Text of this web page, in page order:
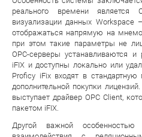
реального времени является
визуализации данных Workspace
отображаться напрямую на
при этом такие параметры не
ОРС-серверы устанавливаются и
iFIX и доступны локально или
Proficy iFix входят в
дополнительной покупки
выступает драйвер ОРС Client,
пакетом iFIX.
Другой важной